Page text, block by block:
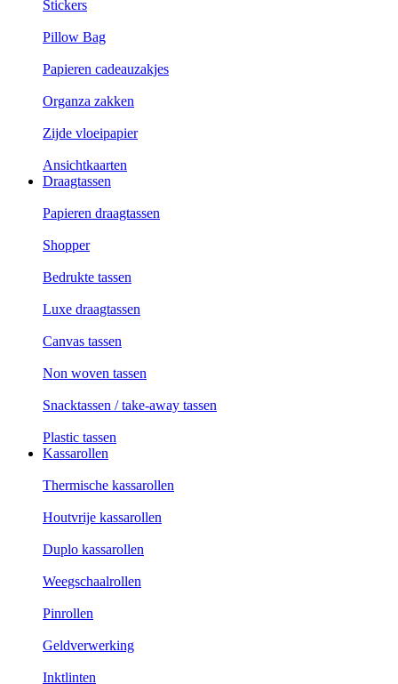
Stickers
Pillow Bag
Papieren cadeauzakjes
Organza zakken
Zijde vloeipapier
Ansichtkaarten
Draagtassen
Papieren draagtassen
Shopper
Bedrukte tassen
Luxe draagtassen
Canvas tassen
Non woven tassen
Snacktassen / take-away tassen
Plastic tassen
Kassarollen
Thermische kassarollen
Houtvrije kassarollen
Duplo kassarollen
Weegschaalrollen
Pinrollen
Geldverwerking
Inktlinten